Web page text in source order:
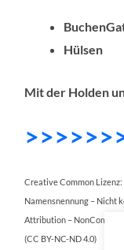
Hülsen
Mit der Holden
Creative Common Lizenz:
Namensnennung – Nicht
Attribution –
(CC BY-NC-ND 4.0)